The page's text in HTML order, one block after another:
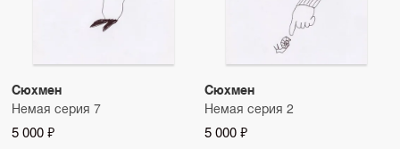
Сюхмен
Немая серия 7
5 000 ₽
Сюхмен
Немая серия 2
5 000 ₽